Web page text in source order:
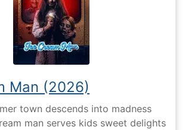
Man (2026)
town descends into madness
man serves kids sweet delights